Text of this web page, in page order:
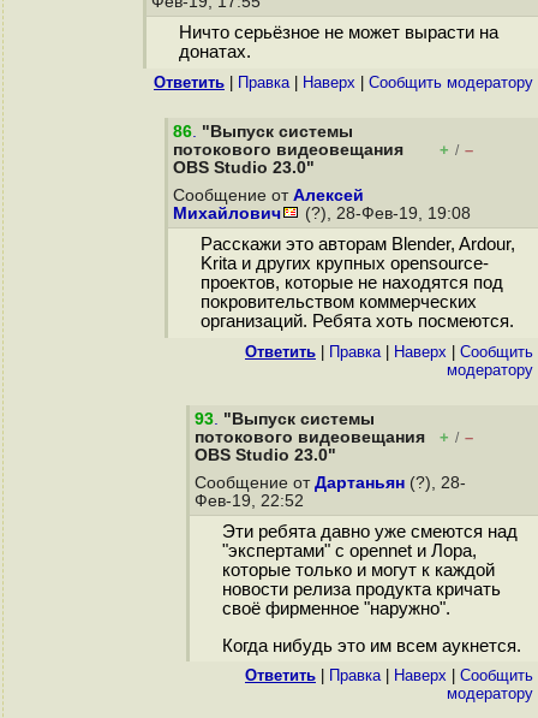
Ничто серьёзное не может вырасти на
донатах.
Ответить Правка| Наверх Cообщить модератору
86. "Выпуск системы
потокового видеовещания
OBS Studio 23.0"
+ / –
Сообщение от Алексей
Михайлович
(?), 28-Фев-19, 19:08
Расскажи это авторам Blender, Ardour,
Krita и других крупных opensource-
проектов, которые не находятся под
покровительством коммерческих
организаций. Ребята хоть посмеются.
Ответить Правка| Наверх
Cообщить
модератору
93. "Выпуск системы
потокового видеовещания
OBS Studio 23.0"
+ / –
Сообщение от Дартаньян (?), 28-
Фев-19, 22:52
Эти ребята давно уже смеются над
"экспертами" с opennet и Лора,
которые только и могут к каждой
новости релиза продукта кричать
своё фирменное "наружно".
Когда нибудь это им всем аукнется.
Ответить Правка| Наверх
Cообщить
модератору